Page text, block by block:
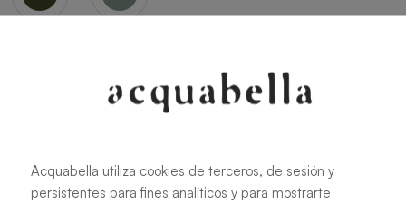
Acquabella utiliza cookies de terceros, de sesión y
persistentes para fines analíticos y para mostrarte